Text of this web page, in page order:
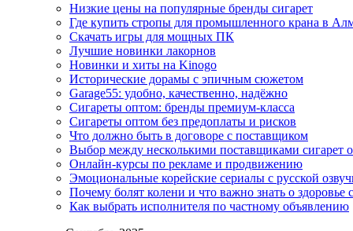
Низкие цены на популярные бренды сигарет
Где купить стропы для промышленного крана в
Скачать игры для мощных ПК
Лучшие новинки лакорнов
Новинки и хиты на Kinogo
Исторические дорамы с эпичным сюжетом
Garage55: удобно, качественно, надёжно
Сигареты оптом: бренды премиум-класса
Сигареты оптом без предоплаты и рисков
Что должно быть в договоре с поставщиком
Выбор между несколькими поставщиками сигарет
Онлайн-курсы по рекламе и продвижению
Эмоциональные корейские сериалы с русской
Почему болят колени и что важно знать о здоровье
Как выбрать исполнителя по частному объявлению